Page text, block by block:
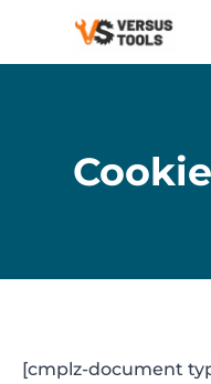
[cmplz-document